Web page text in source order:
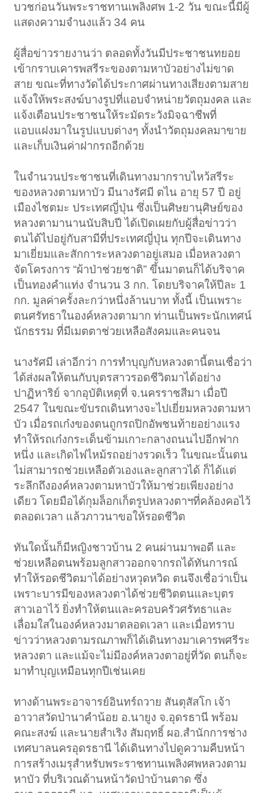
บวชก่อนวันพระราชทานเพลิงศพ 1-2 วัน ขณะนี้มีผู้
แสดงความจำนงแล้ว 34 คน
ผู้สื่อข่าวรายงานว่า ตลอดทั้งวันมีประชาชนทยอย
เข้ากราบเคารพสรีระของตามหาบัวอย่างไม่ขาด
สาย ขณะที่ทางวัดได้ประกาศผ่านทางเสียงตามสาย
แจ้งให้พระสงฆ์บางรูปที่แอบจำหน่ายวัตถุมงคล และ
แจ้งเตือนประชาชนให้ระมัดระวังมิจฉาชีพที่
แอบแฝงมาในรูปแบบต่างๆ ทั้งนำวัตถุมงคลมาขาย
และเก็บเงินค่าฝากรถอีกด้วย
ในจำนวนประชาชนที่เดินทางมากราบไหว้สรีระ
ของหลวงตามหาบัว มีนางรัศมี ตไน อายุ 57 ปี อยู่
เมืองไชตมะ ประเทศญี่ปุ่น ซึ่งเป็นศิษยานุศิษย์ของ
หลวงตามานานนับสิบปี ได้เปิดเผยกับผู้สื่อข่าวว่า
ตนได้ไปอยู่กับสามีที่ประเทศญี่ปุ่น ทุกปีจะเดินทาง
มาเยี่ยมและสักการะหลวงตาอยู่เสมอ เมื่อหลวงตา
จัดโครงการ “ผ้าป่าช่วยชาติ” ขึ้นมาตนก็ได้บริจาค
เป็นทองคำแท่ง จำนวน 3 กก. โดยบริจาคให้ปีละ 1
กก. มูลค่าครั้งละกว่าหนึ่งล้านบาท ทั้งนี้ เป็นเพราะ
ตนศรัทธาในองค์หลวงตามาก ท่านเป็นพระนักเทศน์
นักธรรม ที่มีเมตตาช่วยเหลือสังคมและคนจน
นางรัศมี เล่าอีกว่า การทำบุญกับหลวงตานี้ตนเชื่อว่า
ได้ส่งผลให้ตนกับบุตรสาวรอดชีวิตมาได้อย่าง
ปาฏิหาริย์ จากอุบัติเหตุที่ จ.นครราชสีมา เมื่อปี
2547 ในขณะขับรถเดินทางจะไปเยี่ยมหลวงตามหา
บัว เมื่อรถเก๋งของตนถูกรถปิกอัพชนท้ายอย่างแรง
ทำให้รถเก๋งกระเด็นข้ามเกาะกลางถนนไปอีกฟาก
หนึ่ง และเกิดไฟไหม้รถอย่างรวดเร็ว ในขณะนั้นตน
ไม่สามารถช่วยเหลือตัวเองและลูกสาวได้ ก็ได้แต่
ระลึกถึงองค์หลวงตามหาบัวให้มาช่วยเพียงอย่าง
เดียว โดยมือได้กุมล็อกเก็ตรูปหลวงตาฯที่คล้องคอไว้
ตลอดเวลา แล้วภาวนาขอให้รอดชีวิต
ทันใดนั้นก็มีหญิงชาวบ้าน 2 คนผ่านมาพอดี และ
ช่วยเหลือตนพร้อมลูกสาวออกจากรถได้ทันการณ์
ทำให้รอดชีวิตมาได้อย่างหวุดหวิด ตนจึงเชื่อว่าเป็น
เพราะบารมีของหลวงตาได้ช่วยชีวิตตนและบุตร
สาวเอาไว้ ยิ่งทำให้ตนและครอบครัวศรัทธาและ
เลื่อมใสในองค์หลวงมาตลอดเวลา และเมื่อทราบ
ข่าวว่าหลวงตามรณภาพก็ได้เดินทางมาเคารพศรีระ
หลวงตา และแม้จะไม่มีองค์หลวงตาอยู่ที่วัด ตนก็จะ
มาทำบุญเหมือนทุกปีเช่นเคย
ทางด้านพระอาจารย์อินทร์ถวาย สันตุสัสโก เจ้า
อาวาสวัดป่านาคำน้อย อ.นายูง จ.อุดรธานี พร้อม
คณะสงฆ์ และนายสำเริง สัมฤทธิ์ ผอ.สำนักการช่าง
เทศบาลนครอุดรธานี ได้เดินทางไปดูความคืบหน้า
การสร้างเมรุสำหรับพระราชทานเพลิงศพหลวงตาม
หาบัว ที่บริเวณด้านหน้าวัดป่าบ้านตาด ซึ่ง